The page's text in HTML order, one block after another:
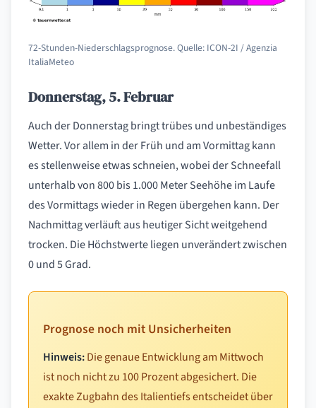
72-Stunden-Niederschlagsprognose. Quelle: ICON-2I / Agenzia
ItaliaMeteo
Donnerstag, 5. Februar
Auch der Donnerstag bringt trübes und unbeständiges
Wetter. Vor allem in der Früh und am Vormittag kann
es stellenweise etwas schneien, wobei der Schneefall
unterhalb von 800 bis 1.000 Meter Seehöhe im Laufe
des Vormittags wieder in Regen übergehen kann. Der
Nachmittag verläuft aus heutiger Sicht weitgehend
trocken. Die Höchstwerte liegen unverändert zwischen
0 und 5 Grad.
Prognose noch mit Unsicherheiten
Hinweis:Die genaue Entwicklung am Mittwoch
ist noch nicht zu 100 Prozent abgesichert. Die
exakte Zugbahn des Italientiefs entscheidet über